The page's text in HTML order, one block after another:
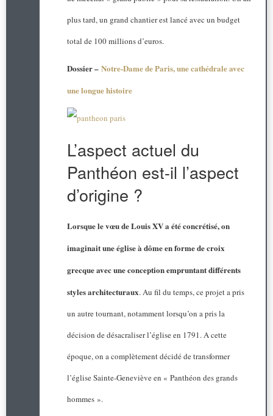
plus tard, un grand chantier est lancé avec un budget
total de 100 millions d’euros.
Dossier – Notre-Dame de Paris, une cathédrale avec
une longue histoire
L’aspect actuel du
Panthéon est-il l’aspect
d’origine ?
Lorsque le vœu de Louis XV a été concrétisé, on
imaginait une église à dôme en forme de croix
grecque avec une conception empruntant différents
styles architecturaux. Au fil du temps, ce projet a pris
un autre tournant, notamment lorsqu’on a pris la
décision de désacraliser l’église en 1791. A cette
époque, on a complètement décidé de transformer
l’église Sainte-Geneviève en « Panthéon des grands
hommes ».